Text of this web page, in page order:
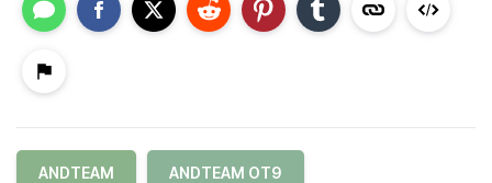
ANDTEAM ANDTEAM OT9